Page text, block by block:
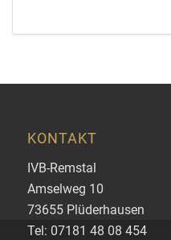
KONTAKT
IVB-Remstal
Amselweg 10
73655 Plüderhausen
Tel: 07181 48 08 454